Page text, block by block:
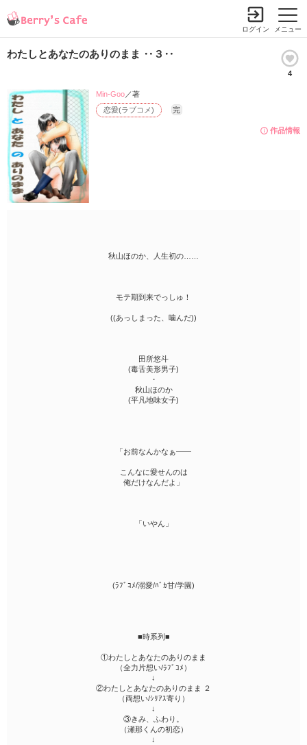
メニュー
ログイン
わたしとあなたのありのまま ‥３‥
4
作品情報
恋愛(ラブコメ) 完
Min-Goo／著
秋山ほのか、人生初の……
モテ期到来でっしゅ！
((あっしまった、噛んだ))
田所悠斗
(毒舌美形男子)
・
秋山ほのか
(平凡地味女子)
「お前なんかなぁ――
こんなに愛せんのは
俺だけなんだよ」
「いやん」
(ﾗﾌﾞｺﾒ/溺愛/ﾊﾞｶ甘/学園)
■時系列■
①わたしとあなたのありのまま
（全力片想い/ﾗﾌﾞｺﾒ）
↓
②わたしとあなたのありのまま ２
（両想い/ｼﾘｱｽ寄り）
↓
③きみ、ふわり。
（瀬那くんの初恋）
↓